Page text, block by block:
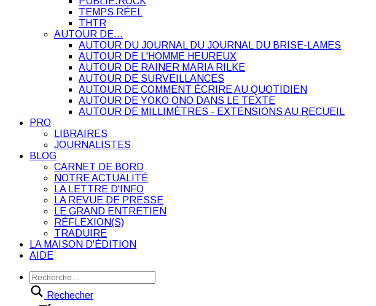
TEMPS RÉEL
THTR
AUTOUR DE…
AUTOUR DU JOURNAL DU JOURNAL DU BRISE-LAMES
AUTOUR DE L'HOMME HEUREUX
AUTOUR DE RAINER MARIA RILKE
AUTOUR DE SURVEILLANCES
AUTOUR DE COMMENT ÉCRIRE AU QUOTIDIEN
AUTOUR DE YOKO ONO DANS LE TEXTE
AUTOUR DE MILLIMÈTRES - EXTENSIONS AU RECUEIL
PRO
LIBRAIRES
JOURNALISTES
BLOG
CARNET DE BORD
NOTRE ACTUALITÉ
LA LETTRE D'INFO
LA REVUE DE PRESSE
LE GRAND ENTRETIEN
RÉFLEXION(S)
TRADUIRE
LA MAISON D'ÉDITION
AIDE
Rechecher